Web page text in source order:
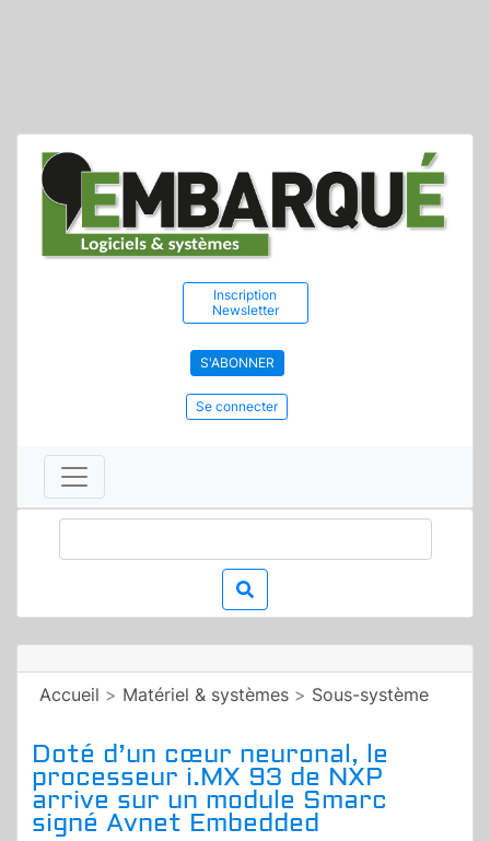
Inscription
Newsletter
S'ABONNER
Se connecter
Accueil > Matériel & systèmes > Sous-système
Doté d’un cœur neuronal, le
processeur i.MX 93 de NXP
arrive sur un module Smarc
signé Avnet Embedded